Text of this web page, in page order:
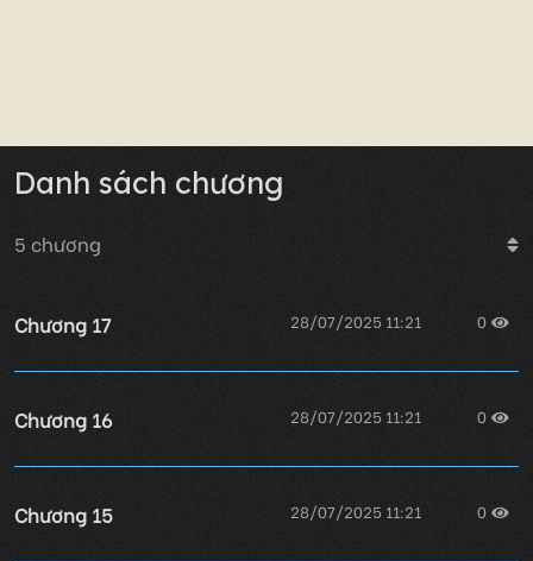
Danh sách chương
5 chương
Chương 17 28/07/2025 11:21 0
Chương 16 28/07/2025 11:21 0
Chương 15 28/07/2025 11:21 0